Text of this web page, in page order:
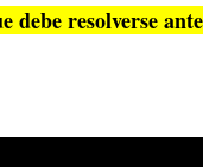
debe resolverse